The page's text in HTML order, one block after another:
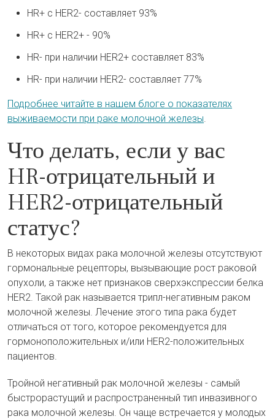
HR+ с HER2- составляет 93%
HR+ с HER2+ - 90%
HR- при наличии HER2+ составляет 83%
HR- при наличии HER2- составляет 77%
Подробнее читайте в нашем блоге о показателях
выживаемости при раке молочной железы.
Что делать, если у вас
HR-отрицательный и
HER2-отрицательный
статус?
В некоторых видах рака молочной железы отсутствуют
гормональные рецепторы, вызывающие рост раковой
опухоли, а также нет признаков сверхэкспрессии белка
HER2. Такой рак называется трипл-негативным раком
молочной железы. Лечение этого типа рака будет
отличаться от того, которое рекомендуется для
гормоноположительных и/или HER2-положительных
пациентов.
Тройной негативный рак молочной железы - самый
быстрорастущий и распространенный тип инвазивного
рака молочной железы. Он чаще встречается у молодых